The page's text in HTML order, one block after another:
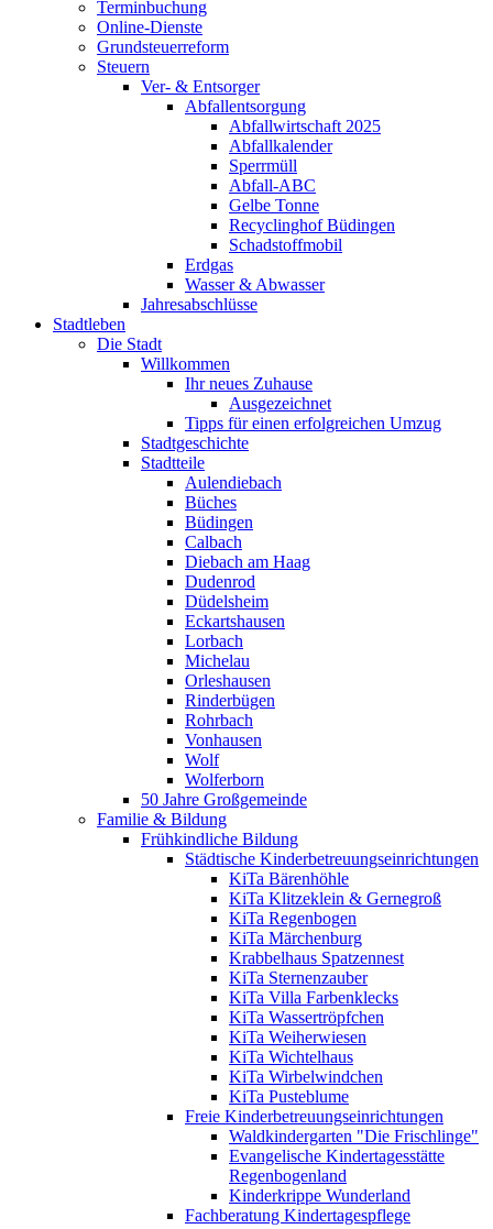
Terminbuchung
Online-Dienste
Grundsteuerreform
Steuern
Ver- & Entsorger
Abfallentsorgung
Abfallwirtschaft 2025
Abfallkalender
Sperrmüll
Abfall-ABC
Gelbe Tonne
Recyclinghof Büdingen
Schadstoffmobil
Erdgas
Wasser & Abwasser
Jahresabschlüsse
Stadtleben
Die Stadt
Willkommen
Ihr neues Zuhause
Ausgezeichnet
Tipps für einen erfolgreichen Umzug
Stadtgeschichte
Stadtteile
Aulendiebach
Büches
Büdingen
Calbach
Diebach am Haag
Dudenrod
Düdelsheim
Eckartshausen
Lorbach
Michelau
Orleshausen
Rinderbügen
Rohrbach
Vonhausen
Wolf
Wolferborn
50 Jahre Großgemeinde
Familie & Bildung
Frühkindliche Bildung
Städtische Kinderbetreuungseinrichtungen
KiTa Bärenhöhle
KiTa Klitzeklein & Gernegroß
KiTa Regenbogen
KiTa Märchenburg
Krabbelhaus Spatzennest
KiTa Sternenzauber
KiTa Villa Farbenklecks
KiTa Wassertröpfchen
KiTa Weiherwiesen
KiTa Wichtelhaus
KiTa Wirbelwindchen
KiTa Pusteblume
Freie Kinderbetreuungseinrichtungen
Waldkindergarten "Die Frischlinge"
Evangelische Kindertagesstätte
Regenbogenland
Kinderkrippe Wunderland
Fachberatung Kindertagespflege